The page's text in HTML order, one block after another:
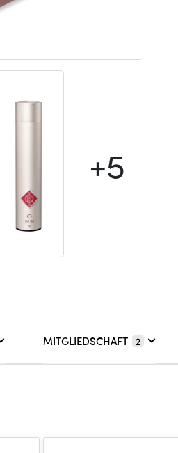
+5
MITGLIEDSCHAFT 2